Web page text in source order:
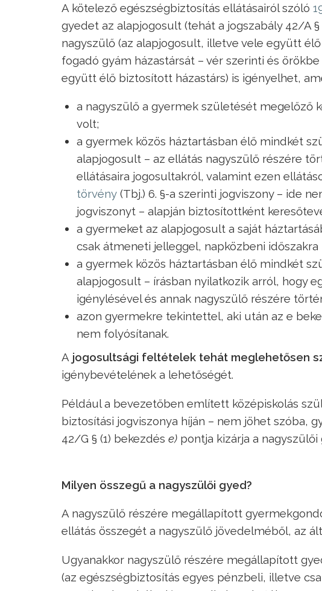
A kötelező egészségbiztosítás ellátásairól szóló
gyedet az alapjogosult (tehát a jogszabály 42/A
nagyszülő (az alapjogosult, illetve vele együtt
fogadó gyám házastársát – vér szerinti és
együtt élő biztosított házastárs) is igényelhet,
a nagyszülő a gyermek születését megelőző
volt;
a gyermek közös háztartásban élő mindkét
alapjogosult – az ellátás nagyszülő részére
ellátásaira jogosultakról, valamint ezen
törvény (Tbj.) 6. §-a szerinti jogviszony – ide
jogviszonyt – alapján biztosítottként
a gyermeket az alapjogosult a saját
csak átmeneti jelleggel, napközbeni időszakra
a gyermek közös háztartásban élő mindkét
alapjogosult – írásban nyilatkozik arról, hogy
igénylésével és annak nagyszülő részére
azon gyermekre tekintettel, aki után az e
nem folyósítanak.
A jogosultsági feltételek tehát meglehetősen
igénybevételének a lehetőségét.
Például a bevezetőben említett középiskolás
biztosítási jogviszonya híján – nem jöhet szóba,
42/G § (1) bekezdés e) pontja kizárja a nagyszülői
Milyen összegű a nagyszülői gyed?
A nagyszülő részére megállapított
ellátás összegét a nagyszülő jövedelméből, az
Ugyanakkor nagyszülő részére megállapított
(az egészségbiztosítás egyes pénzbeli, illetve